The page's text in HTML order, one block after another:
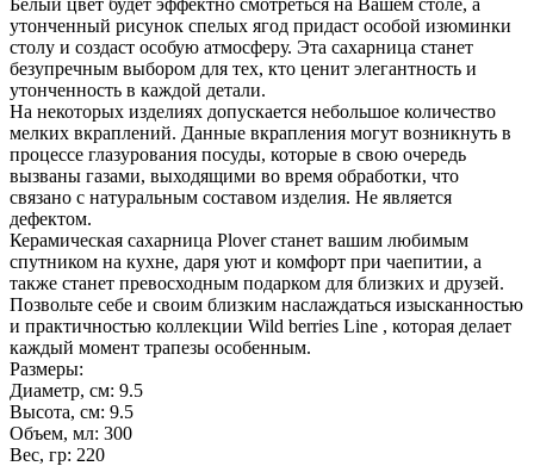
утонченный рисунок спелых ягод придаст особой изюминки
столу и создаст особую атмосферу. Эта сахарница станет
безупречным выбором для тех, кто ценит элегантность и
утонченность в каждой детали.
На некоторых изделиях допускается небольшое количество
мелких вкраплений. Данные вкрапления могут возникнуть в
процессе глазурования посуды, которые в свою очередь
вызваны газами, выходящими во время обработки, что
связано с натуральным составом изделия. Не является
дефектом.
Керамическая сахарница Plover станет вашим любимым
спутником на кухне, даря уют и комфорт при чаепитии, а
также станет превосходным подарком для близких и друзей.
Позвольте себе и своим близким наслаждаться изысканностью
и практичностью коллекции Wild berries Line , которая делает
каждый момент трапезы особенным.
Размеры:
Диаметр, см: 9.5
Высота, см: 9.5
Объем, мл: 300
Вес, гр: 220